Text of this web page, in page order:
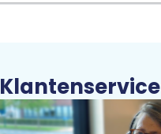
Klantenservice